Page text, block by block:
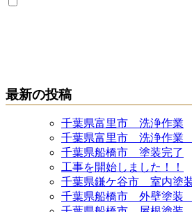
最新の投稿
千葉県富里市 洗浄作業
千葉県富里市 洗浄作業
千葉県船橋市 塗装完了
工事を開始しました！！
千葉県鎌ケ谷市 室内塗
千葉県船橋市 外壁塗装